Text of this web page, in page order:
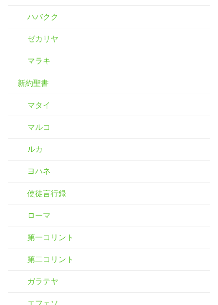
ハバクク
ゼカリヤ
マラキ
新約聖書
マタイ
マルコ
ルカ
ヨハネ
使徒言行録
ローマ
第一コリント
第二コリント
ガラテヤ